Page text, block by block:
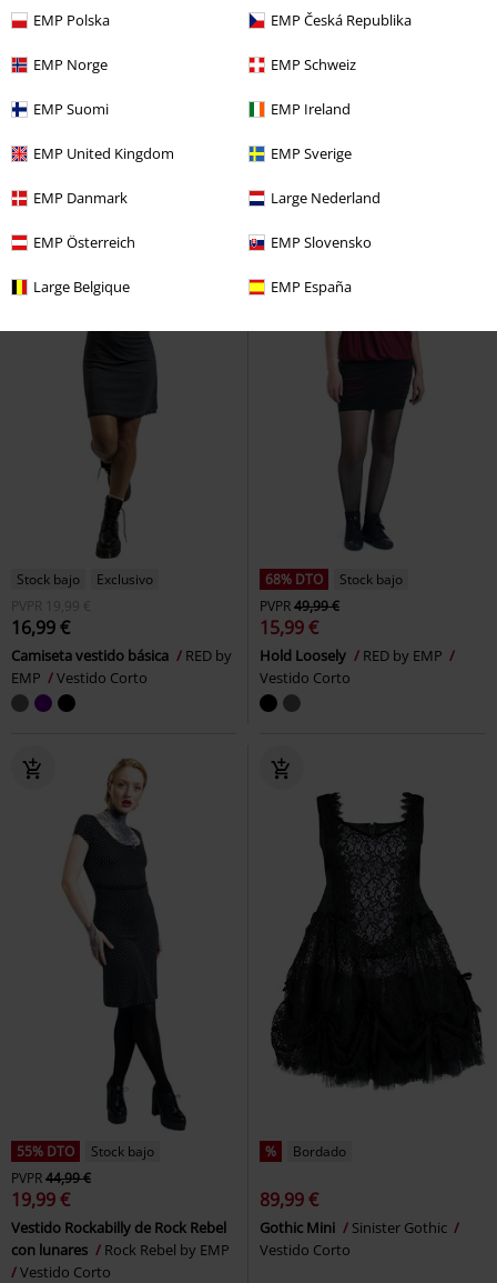
EMP Polska EMP Česká Republika
EMP Norge EMP Schweiz
EMP Suomi EMP Ireland
EMP United Kingdom EMP Sverige
EMP Danmark Large Nederland
EMP Österreich EMP Slovensko
Large Belgique EMP España
PVPR
26,99 €
Corto
Desde 14,99 €
Classics
Vestido Corto
Stock bajo
Exclusivo
PVPR 19,99 €
16,99 €
Camiseta vestido básica
RED by
EMP
Vestido Corto
68% DTO
Stock bajo
PVPR49,99 €
15,99 €
Hold Loosely
RED by EMP
Vestido Corto
55% DTO
Stock bajo
PVPR44,99 €
19,99 €
Vestido Rockabilly de Rock Rebel
con lunares
Rock Rebel by EMP
Vestido Corto
% Bordado
89,99 €
Gothic Mini
Sinister Gothic
Vestido Corto